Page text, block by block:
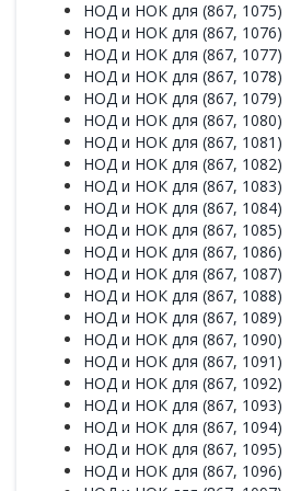
НОД и НОК для (867, 1075)
НОД и НОК для (867, 1076)
НОД и НОК для (867, 1077)
НОД и НОК для (867, 1078)
НОД и НОК для (867, 1079)
НОД и НОК для (867, 1080)
НОД и НОК для (867, 1081)
НОД и НОК для (867, 1082)
НОД и НОК для (867, 1083)
НОД и НОК для (867, 1084)
НОД и НОК для (867, 1085)
НОД и НОК для (867, 1086)
НОД и НОК для (867, 1087)
НОД и НОК для (867, 1088)
НОД и НОК для (867, 1089)
НОД и НОК для (867, 1090)
НОД и НОК для (867, 1091)
НОД и НОК для (867, 1092)
НОД и НОК для (867, 1093)
НОД и НОК для (867, 1094)
НОД и НОК для (867, 1095)
НОД и НОК для (867, 1096)